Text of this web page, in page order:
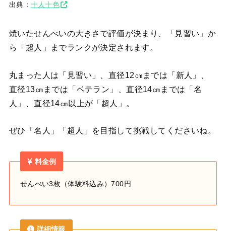
出典： 十人十色
焼いたせんべいの大きさで評価が決まり、「見習い」か
ら「超人」までランクが決定されます。
丸まった人は「見習い」、 直径12㎝までは「新人」、
直径13㎝までは「ベテラン」、直径14㎝までは「名
人」、直径14㎝以上が「超人」。
ぜひ「名人」「超人」を目指して挑戦してくださいね。
料金例
せんべい3枚（体験料込み）700円
詳細情報